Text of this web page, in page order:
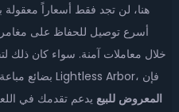
أسرع توصيل للحفاظ على
خلال معاملات آمنة. سواء كان ذلك
بضائع مباعة بسعر علاوة، أو تعزيز مغامراتك في Lightless Arbor، فإن
ذهب Last Epoch المعروض للبيع يدعم تقدمك في